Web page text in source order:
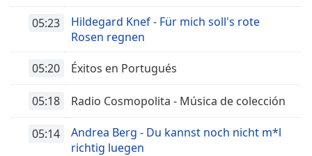
05:23
Hildegard Knef - Für mich soll's rote
Rosen regnen
05:20 Éxitos en Portugués
05:18 Radio Cosmopolita - Música de colección
05:14
Andrea Berg - Du kannst noch nicht m*l
richtig luegen